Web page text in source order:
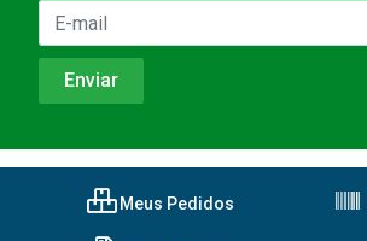
Meus Pedidos